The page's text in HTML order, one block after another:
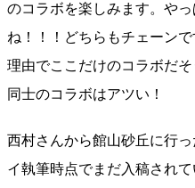
のコラボを楽しみます。や
ね！！！どちらもチェーン
理由でここだけのコラボだ
同士のコラボはアツい！
西村さんから館山砂丘に行
イ執筆時点でまだ入稿され